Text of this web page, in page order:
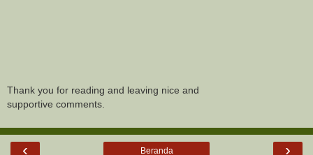
Thank you for reading and leaving nice and
supportive comments.
‹ ›
Beranda